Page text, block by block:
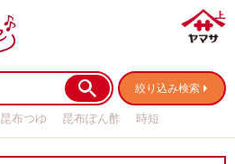
絞り込み検索
昆布つゆ 昆布ぽん酢
時短